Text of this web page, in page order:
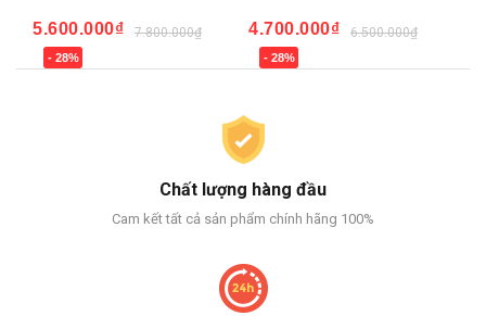
5.600.000₫ 7.800.000₫
- 28%
4.700.000₫ 6.500.000₫
- 28%
Chất lượng hàng đầu
Cam kết tất cả sản phẩm chính hãng 100%